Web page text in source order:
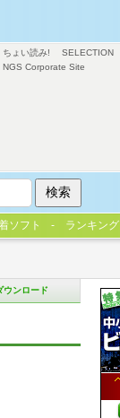
ウンロード
ちょい読み! SELECTION
NGS Corporate Site
ソフト ランキング